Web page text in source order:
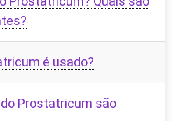
é usado?
Prostatricum são